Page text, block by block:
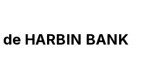
HARBIN BANK